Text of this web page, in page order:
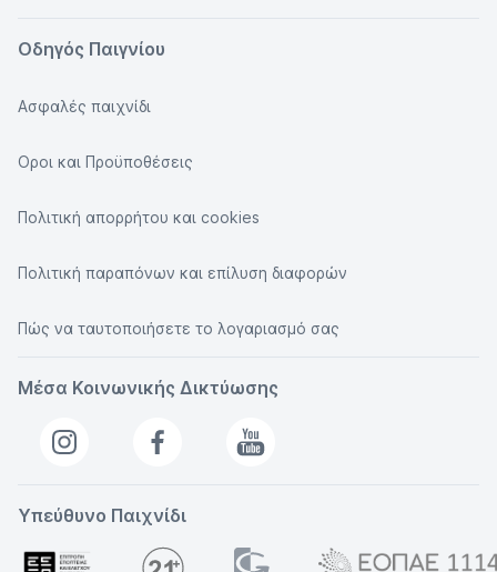
Οδηγός Παιγνίου
Ασφαλές παιχνίδι
Οροι και Προϋποθέσεις
Πολιτική απορρήτου και cookies
Πολιτική παραπόνων και επίλυση διαφορών
Πώς να ταυτοποιήσετε το λογαριασμό σας
Μέσα Κοινωνικής Δικτύωσης
Υπεύθυνο Παιχνίδι